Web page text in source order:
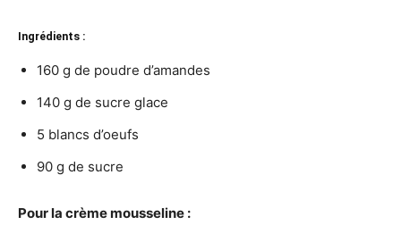
Ingrédients :
160 g de poudre d’amandes
140 g de sucre glace
5 blancs d’oeufs
90 g de sucre
Pour la crème mousseline :